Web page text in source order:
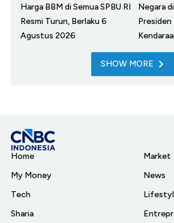
Harga BBM di Semua SPBU RI
Resmi Turun, Berlaku 6
Agustus 2026
Negara
Presiden
SHOW MORE
Home
My Money
Tech
Sharia
Market
News